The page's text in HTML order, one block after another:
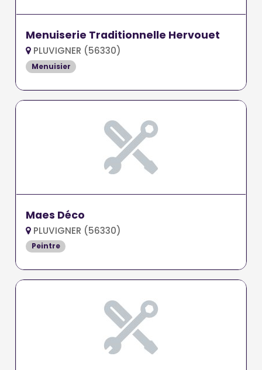
Menuiserie Traditionnelle Hervouet
PLUVIGNER (56330)
Menuisier
Maes Déco
PLUVIGNER (56330)
Peintre